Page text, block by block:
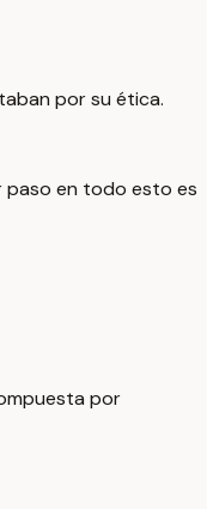
por su ética.
paso en todo esto es
por